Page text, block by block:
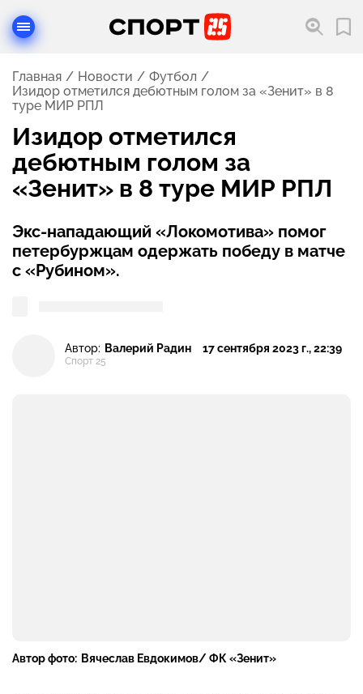
Главная Новости
Футбол
Изидор отметился дебютным голом за «Зенит» в 8
туре МИР РПЛ
Изидор отметился
дебютным голом за
«Зенит» в 8 туре МИР РПЛ
Экс-нападающий «Локомотива» помог
петербуржцам одержать победу в матче
с «Рубином».
Автор: Валерий Радин
Спорт 25
17 сентября 2023 г., 22:39
Автор фото: Вячеслав Евдокимов/ ФК «Зенит»